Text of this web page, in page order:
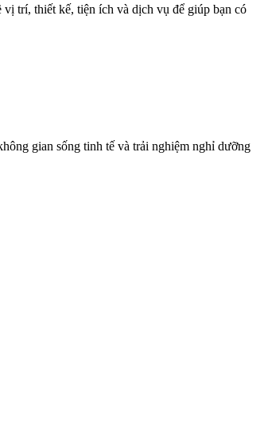
trí, thiết kế, tiện ích và dịch vụ để giúp bạn có
gian sống tinh tế và trải nghiệm nghỉ dưỡng